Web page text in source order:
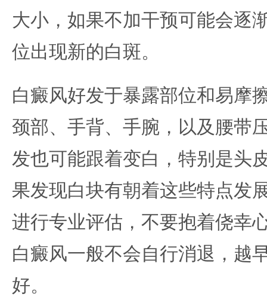
大小，如果不加干预可能会逐
位出现新的白斑。
白癜风好发于暴露部位和易摩
颈部、手背、手腕，以及腰带
发也可能跟着变白，特别是头
果发现白块有朝着这些特点发
进行专业评估，不要抱着侥幸
白癜风一般不会自行消退，越
好。